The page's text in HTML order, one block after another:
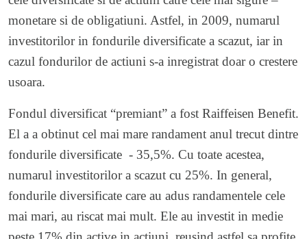
monetare si de obligatiuni. Astfel, in 2009, numarul
investitorilor in fondurile diversificate a scazut, iar in
cazul fondurilor de actiuni s-a inregistrat doar o crestere
usoara.
Fondul diversificat “premiant” a fost Raiffeisen Benefit.
El a a obtinut cel mai mare randament anul trecut dintre
fondurile diversificate - 35,5%. Cu toate acestea,
numarul investitorilor a scazut cu 25%. In general,
fondurile diversificate care au adus randamentele cele
mai mari, au riscat mai mult. Ele au investit in medie